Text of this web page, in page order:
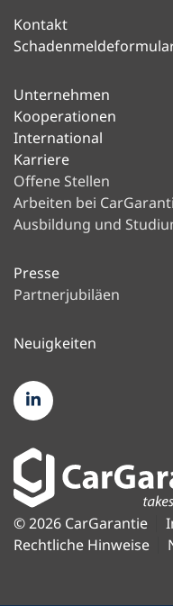
Kontakt
Unternehmen
Kooperationen
International
Karriere
Offene Stellen
Arbeiten bei
Ausbildung und
Presse
Partnerjubiläen
Neuigkeiten
© 2026 CarGarantie
Rechtliche Hinweise